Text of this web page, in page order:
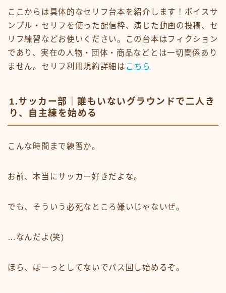
ここからは具体的なセリフ台本を紹介します！ボイスサ
ンプル・セリフを使った配信枠、演じた動画の投稿、セ
リフ練習などお使いください。この台本はフィクション
であり、実在の人物・団体・商品などとは一切関係あり
ません。セリフ利用規約詳細は こちら
1.サッカー部｜誰もいないグラウンドで二人き
り、自主練を始める
こんな時間まで練習か。
お前、本当にサッカー好きだよな。
でも、そういう必死なところ嫌いじゃないぜ。
…なんだよ(笑)
ほら、ぼーっとしてないでパス回し始めるぞ。